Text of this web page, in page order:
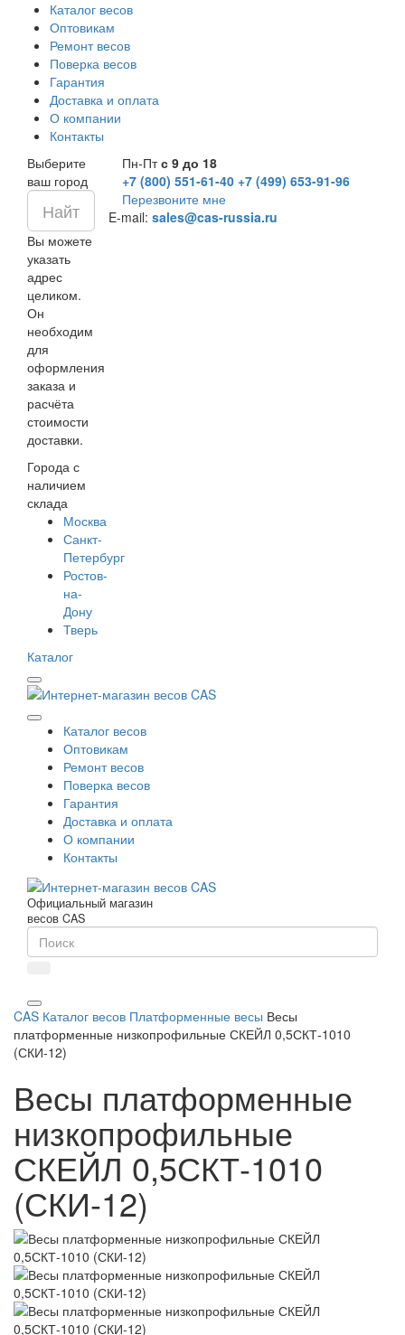
Каталог весов
Оптовикам
Ремонт весов
Поверка весов
Гарантия
Доставка и оплата
О компании
Контакты
Выберите
ваш город
Вы можете
указать
адрес
целиком.
Он
необходим
для
оформления
заказа и
расчёта
стоимости
доставки.
Города с
наличием
склада
Москва
Санкт-
Петербург
Ростов-
на-
Дону
Тверь
Пн-Птс 9 до 18
+7 (800) 551-61-40 +7 (499) 653-91-96
Перезвоните мне
E-mail: sales@cas-russia.ru
Каталог
Каталог весов
Оптовикам
Ремонт весов
Поверка весов
Гарантия
Доставка и оплата
О компании
Контакты
Официальный магазин
весов CAS
CAS Каталог весов Платформенные весы Весы
платформенные низкопрофильные СКЕЙЛ 0,5СКТ-1010
(СКИ-12)
Весы платформенные
низкопрофильные
СКЕЙЛ 0,5СКТ-1010
(СКИ-12)